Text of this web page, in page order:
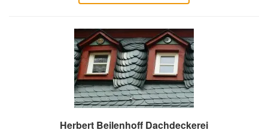
Herbert Beilenhoff Dachdeckerei